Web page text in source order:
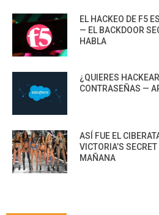
EL HACKEO DE F5
— EL BACKDOOR
HABLA
¿QUIERES
CONTRASEÑAS —
ASÍ FUE EL
VICTORIA’S
MAÑANA